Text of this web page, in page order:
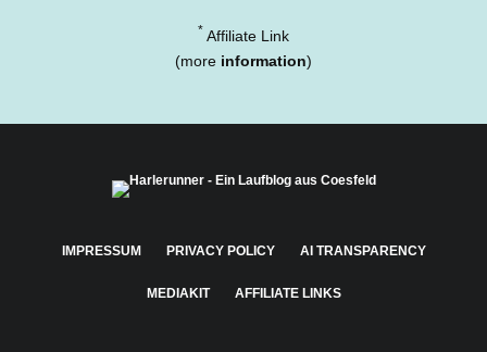
* Affiliate Link
(more information)
IMPRESSUM PRIVACY POLICY AI TRANSPARENCY
MEDIAKIT AFFILIATE LINKS